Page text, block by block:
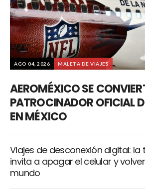
AGO 04, 2026 MALETA DE VIAJES
AEROMÉXICO SE
PATROCINADOR OFICIAL
EN MÉXICO
Viajes de desconexión digital: la
invita a apagar el celular y
mundo